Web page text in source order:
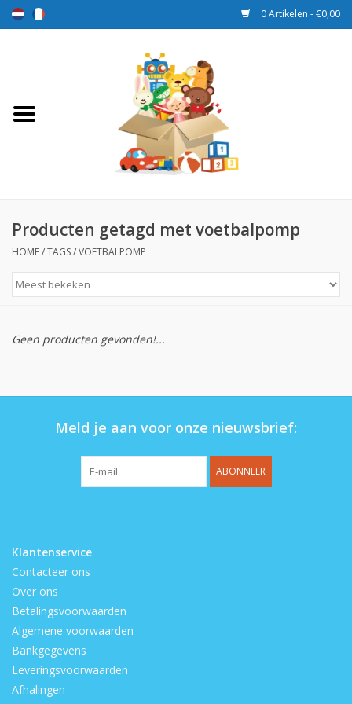
0 Artikelen - €0,00
Speelgoed
Beloningsdozen
Nieuw
Prijs
Producten getagd met voetbalpomp
HOME/TAGS/VOETBALPOMP
Geen producten gevonden!...
Meld je aan voor onze nieuwsbrief:
ABONNEER
Klantenservice
Contacteer ons
Over ons
Betalingsvoorwaarden
Algemene voorwaarden
Bankgegevens
Leveringsvoorwaarden
Afhalingen